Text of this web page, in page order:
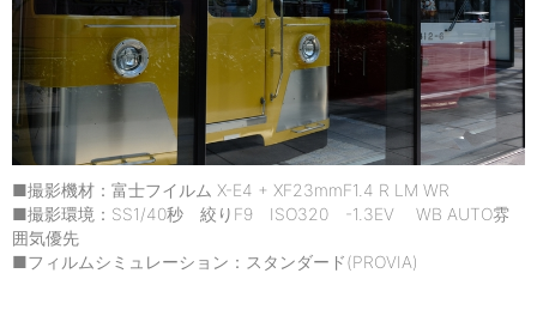
■撮影機材：富士フイルム X-E4 + XF23mmF1.4 R LM WR
■撮影環境：SS1/40秒 絞りF9 ISO320 -1.3EV WB AUTO雰
囲気優先
■フィルムシミュレーション：スタンダード(PROVIA)